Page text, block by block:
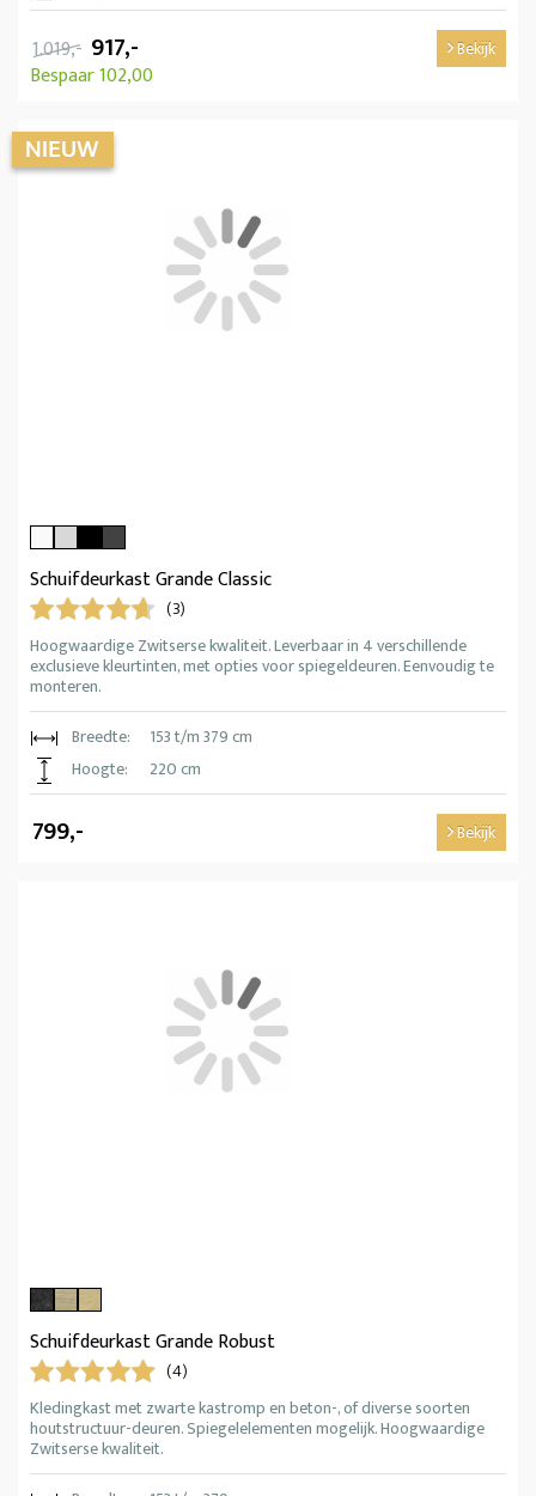
1.019,- 917,-
Bespaar 102,00
Bekijk
Schuifdeurkast Grande Classic
(3)
Hoogwaardige Zwitserse kwaliteit. Leverbaar in 4 verschillende
exclusieve kleurtinten, met opties voor spiegeldeuren. Eenvoudig te
monteren.
Breedte:
153 t/m 379 cm
Hoogte:
220 cm
799,- Bekijk
Schuifdeurkast Grande Robust
(4)
Kledingkast met zwarte kastromp en beton-, of diverse soorten
houtstructuur-deuren. Spiegelelementen mogelijk. Hoogwaardige
Zwitserse kwaliteit.